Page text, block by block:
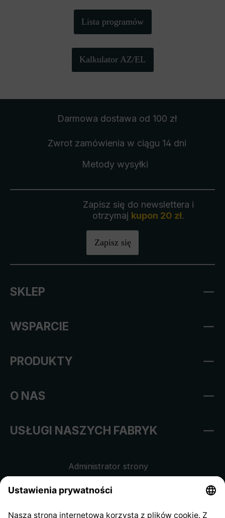
Lista programów
Kalkulator AZ/EL
Darmowa dostawa od 100 zł
Zwrot zamówienia w ciągu 14 dni
Metody wysyłki
Zapisz się do newslettera i
otrzymaj kupon 20 zł.
Zapisz się
SKLEP
WSPARCIE
PRODUKTY
O NAS
USŁUGI NASZYCH FABRYK
Administrator strony
kontrahentów